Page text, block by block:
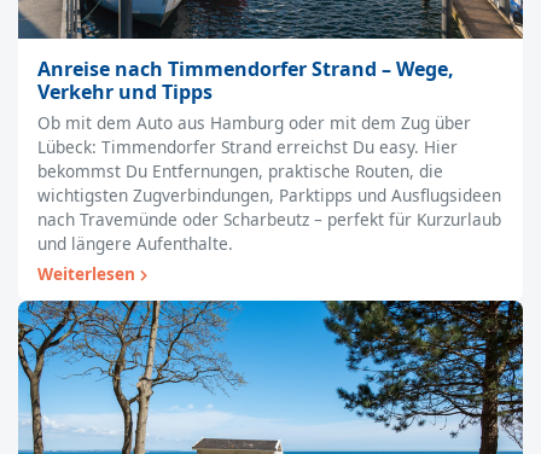
Anreise nach Timmendorfer Strand – Wege,
Verkehr und Tipps
Ob mit dem Auto aus Hamburg oder mit dem Zug über
Lübeck: Timmendorfer Strand erreichst Du easy. Hier
bekommst Du Entfernungen, praktische Routen, die
wichtigsten Zugverbindungen, Parktipps und Ausflugsideen
nach Travemünde oder Scharbeutz – perfekt für Kurzurlaub
und längere Aufenthalte.
Weiterlesen